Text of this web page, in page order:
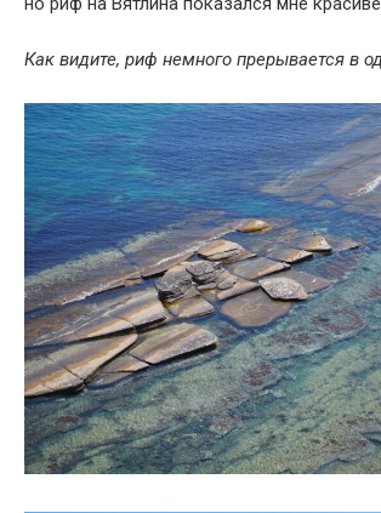
Как видите, риф немного прерывается в